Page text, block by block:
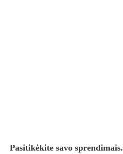
Pasitikėkite savo sprendimais.